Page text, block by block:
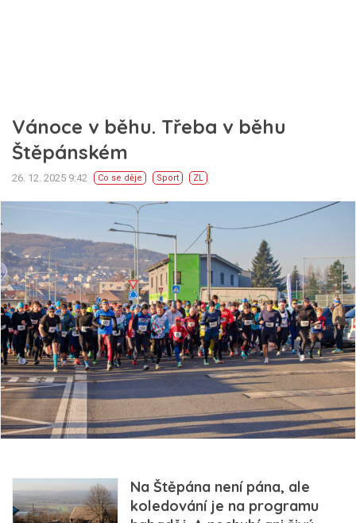
Vánoce v běhu. Třeba v běhu
Štěpánském
26. 12. 2025 9:42 Co se děje Sport ZL
Na Štěpána není pána, ale
koledování je na programu